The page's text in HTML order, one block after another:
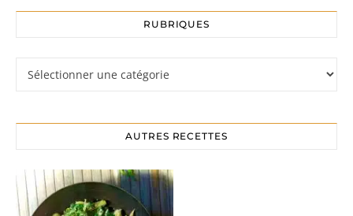
RUBRIQUES
AUTRES RECETTES